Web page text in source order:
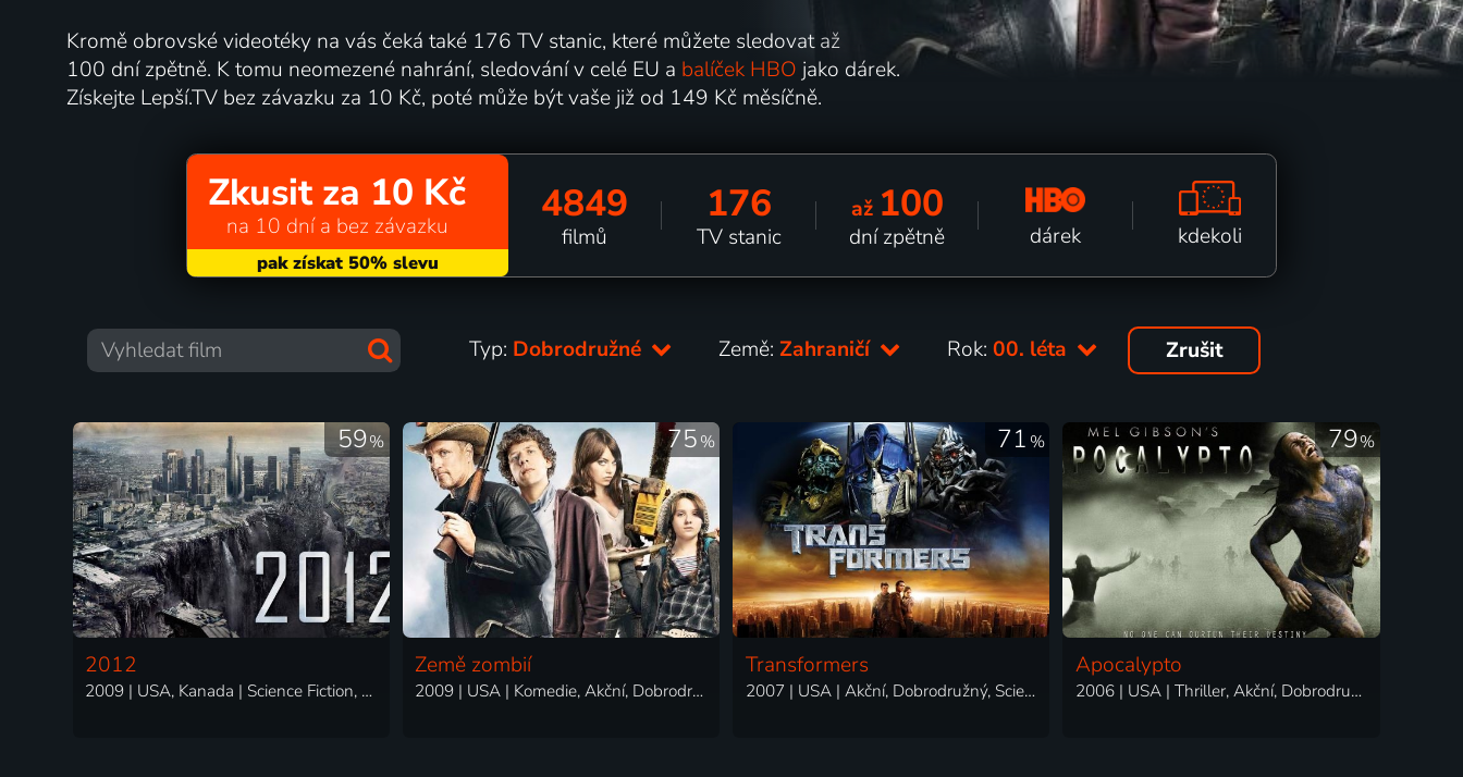
Kromě obrovské videotéky na vás čeká také 176 TV stanic, které můžete sledovat až
100 dní zpětně. K tomu neomezené nahrání, sledování v celé EU a balíček HBO jako dárek.
Získejte Lepší.TV bez závazku za 10 Kč, poté může být vaše již od 149 Kč měsíčně.
Zkusit za 10 Kč
na 10 dní a bez závazku 4849
filmů
176
TV stanic
až 100
dní zpětně dárek kdekoli
Typ: Dobrodružné Země: Zahraničí Rok:00. léta Zrušit
59%
2012
2009 | USA, Kanada | Science Fiction, Akční, Dobrodružný, Thriller
75%
Země zombií
2009 | USA | Komedie, Akční, Dobrodružný, Fantasy, Horor, Science Fiction
71 %
Transformers
2007 | USA | Akční, Dobrodružný, Science Fiction, Thriller
79%
Apocalypto
2006 | USA | Thriller, Akční, Dobrodružný, Drama